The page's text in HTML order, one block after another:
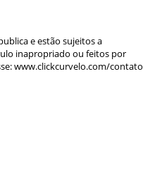
e estão sujeitos a
inapropriado ou feitos por
www.clickcurvelo.com/contato